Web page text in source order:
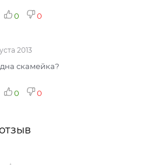
0 0
2013
скамейка?
0 0